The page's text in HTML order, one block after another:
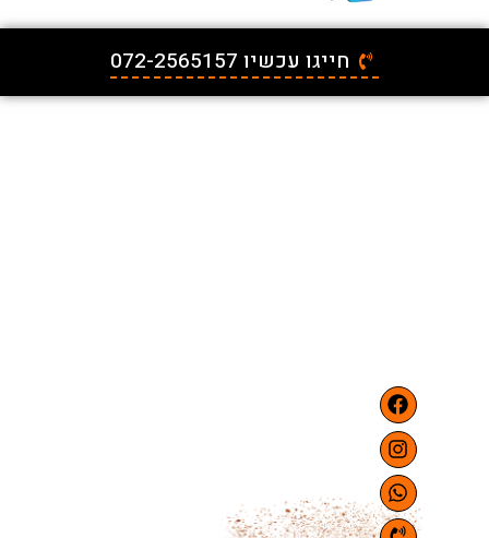
חייגו עכשיו 072-2565157